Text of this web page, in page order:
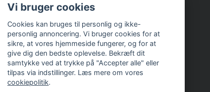
Vi bruger cookies
Cookies kan bruges til personlig og ikke-
personlig annoncering. Vi bruger cookies for at
sikre, at vores hjemmeside fungerer, og for at
give dig den bedste oplevelse. Bekræft dit
samtykke ved at trykke på "Accepter alle" eller
tilpas via indstillinger. Læs mere om vores
cookiepolitik.